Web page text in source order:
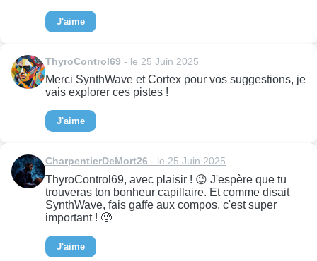
J'aime
ThyroControl69 - le 25 Juin 2025
Merci SynthWave et Cortex pour vos suggestions, je
vais explorer ces pistes !
J'aime
CharpentierDeMort26 - le 25 Juin 2025
ThyroControl69, avec plaisir ! 😉 J'espère que tu
trouveras ton bonheur capillaire. Et comme disait
SynthWave, fais gaffe aux compos, c'est super
important ! 🧐
J'aime